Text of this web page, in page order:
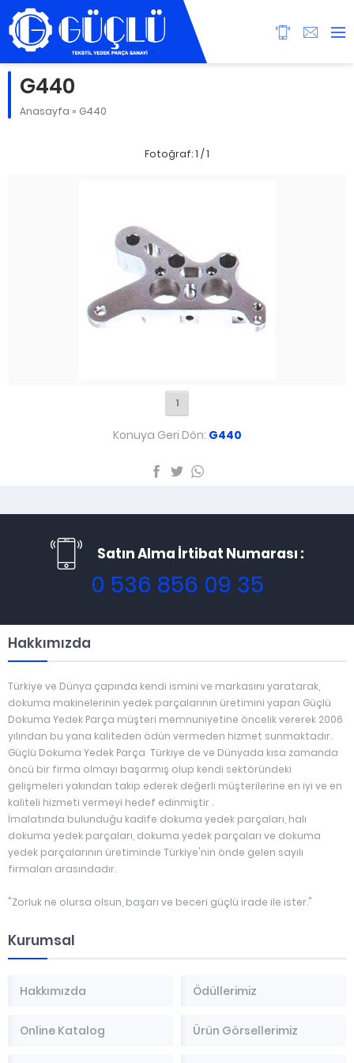
G440
Anasayfa » G440
Fotoğraf: 1 / 1
1
Konuya Geri Dön: G440
Satın Alma İrtibat Numarası :
0 536 856 09 35
Hakkımızda
Türkiye ve Dünya çapında kendi ismini ve markasını yaratarak,
dokuma makinelerinin yedek parçalarının üretimini yapan Güçlü
Dokuma Yedek Parça müşteri memnuniyetine öncelik vererek 2006
yılından bu yana kaliteden ödün vermeden hizmet sunmaktadır.
Güçlü Dokuma Yedek Parça Türkiye de ve Dünyada kısa zamanda
öncü bir firma olmayı başarmış olup kendi sektöründeki
gelişmeleri yakından takip ederek değerli müşterilerine en iyi ve en
kaliteli hizmeti vermeyi hedef edinmiştir .
İmalatında bulunduğu kadife dokuma yedek parçaları, halı
dokuma yedek parçaları, dokuma yedek parçaları ve dokuma
yedek parçalarının üretiminde Türkiye'nin önde gelen sayılı
firmaları arasındadır.
"Zorluk ne olursa olsun, başarı ve beceri güçlü irade ile ister."
Kurumsal
Hakkımızda Ödüllerimiz
Online Katalog Ürün Görsellerimiz